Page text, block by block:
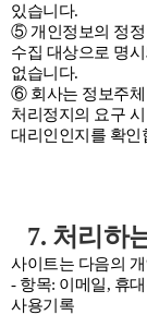
있습니다.
⑤ 개인정보의 정정
수집 대상으로 명
없습니다.
⑥ 회사는 정보주체
처리정지의 요구
대리인인지를 확인
7. 처리하
사이트는 다음의
- 항목: 이메일, 휴
사용기록